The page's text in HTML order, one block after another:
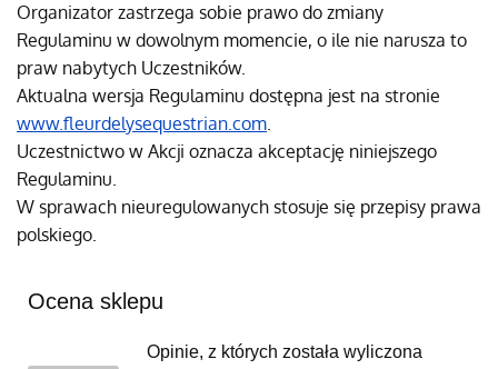
Organizator zastrzega sobie prawo do zmiany
Regulaminu w dowolnym momencie, o ile nie narusza to
praw nabytych Uczestników.
Aktualna wersja Regulaminu dostępna jest na stronie
www.fleurdelysequestrian.com.
Uczestnictwo w Akcji oznacza akceptację niniejszego
Regulaminu.
W sprawach nieuregulowanych stosuje się przepisy prawa
polskiego.
Ocena sklepu
Opinie, z których została wyliczona